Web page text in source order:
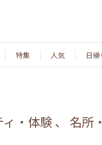
特集 人気 日
ィ・体験 、 名所